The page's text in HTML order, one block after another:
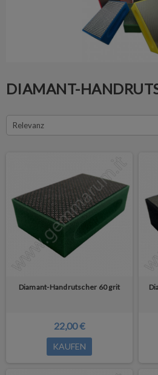
DIAMANT-
Relevanz
Diamant-Handrutscher 60 grit
22,00 €
KAUFEN